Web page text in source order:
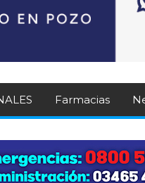
Farmacias